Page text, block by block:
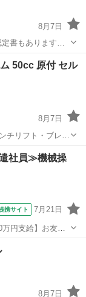
8月7日
定書もあります。
50cc 原付 セル
8月7日
チリフト・ブレー
社員≫機械操
携サイト 7月21日
円支給】お友達
プライベート充
用制度あり★1食
8月7日